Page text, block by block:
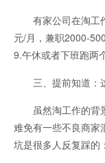
有家公司在淘工
元/月，兼职2000-
9.午休或者下班跑两
三、提前知道：
虽然淘工作的背景
难免有一些不良商家
坑是很多人反复踩的：